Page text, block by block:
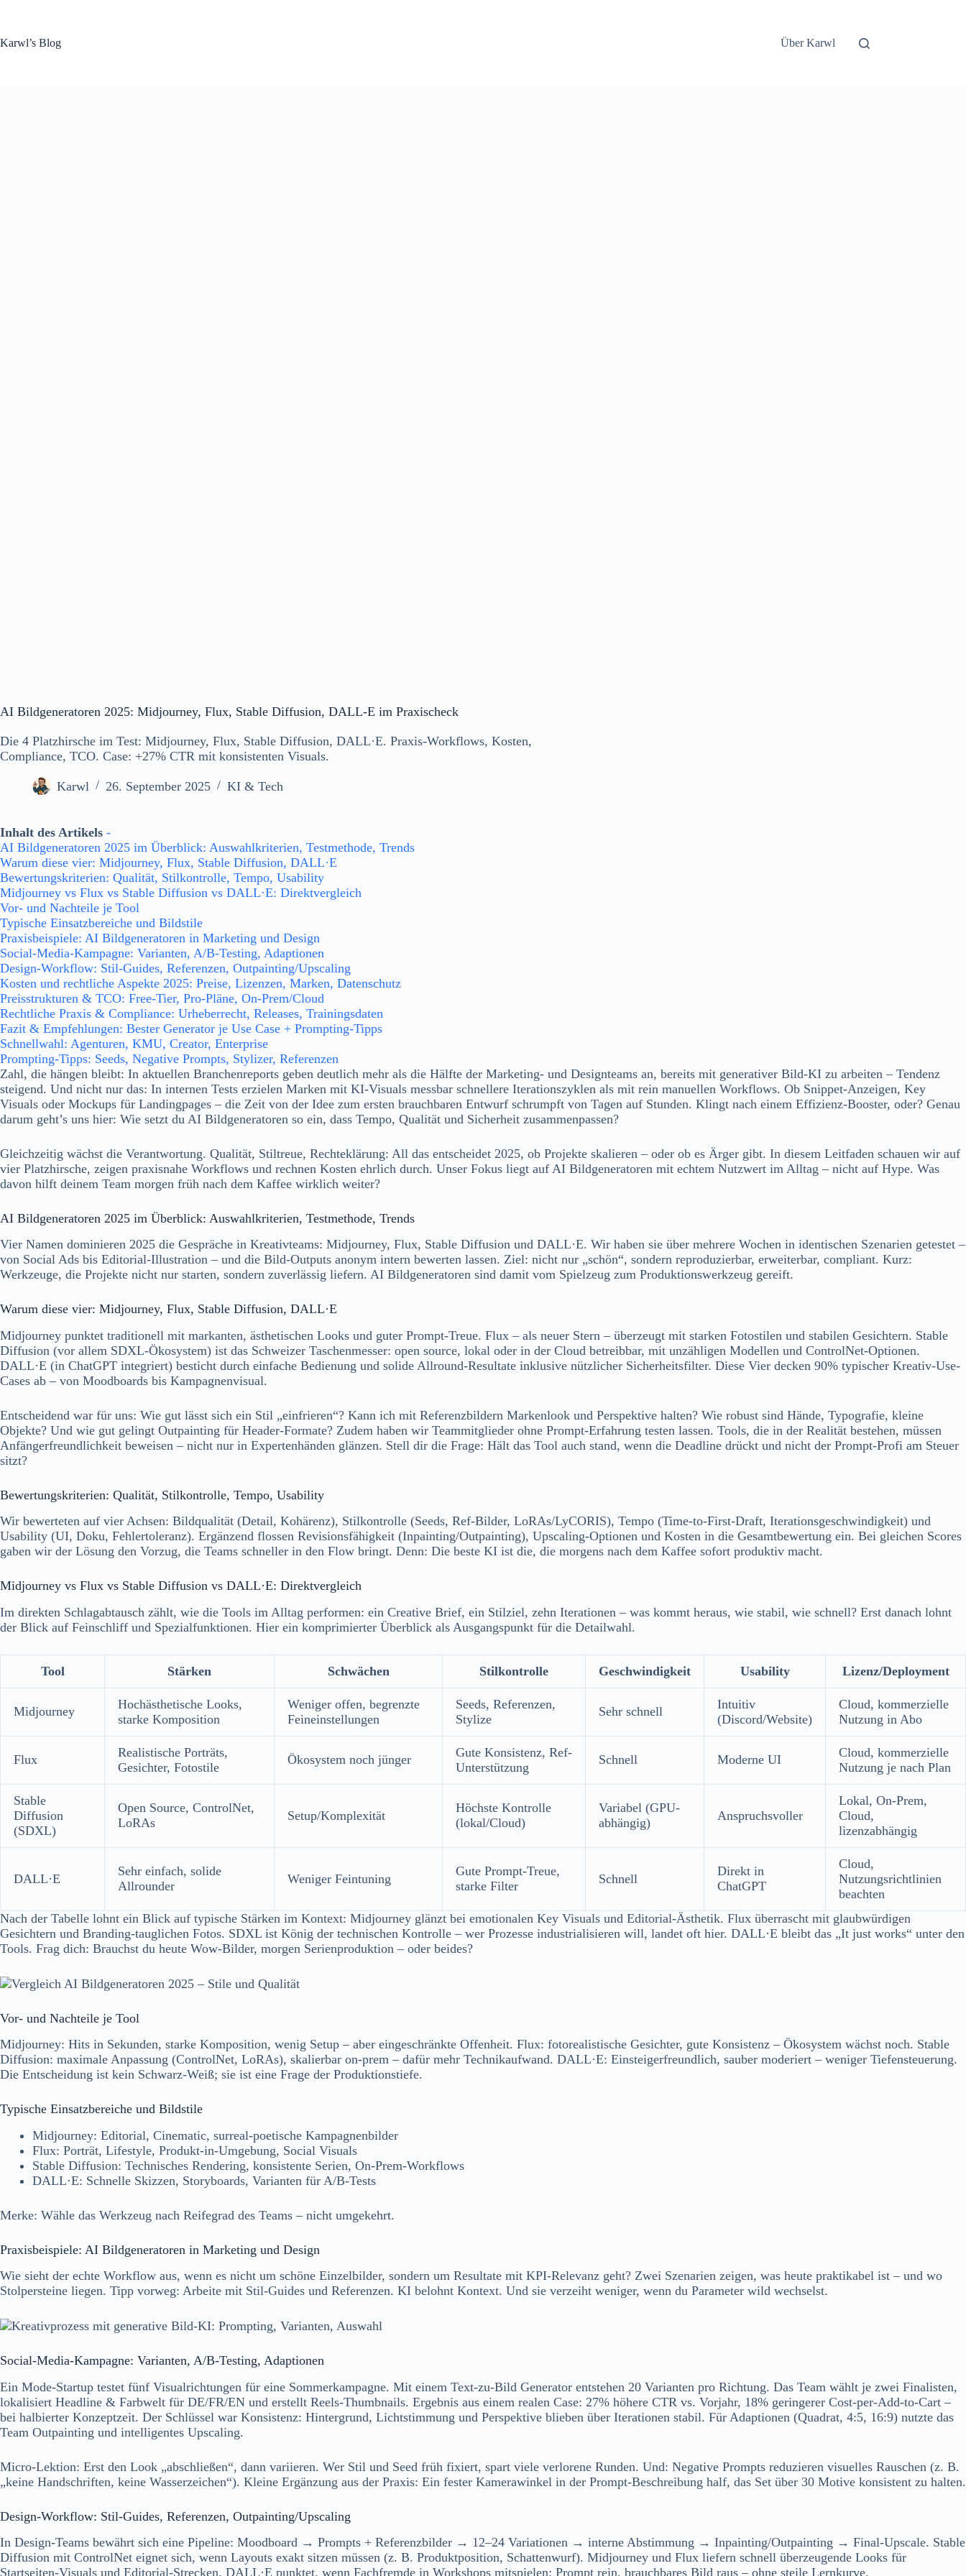
Karwl’s Blog
Über Karwl
AI Bildgeneratoren 2025: Midjourney, Flux, Stable Diffusion, DALL-E im Praxischeck
Die 4 Platzhirsche im Test: Midjourney, Flux, Stable Diffusion, DALL·E. Praxis-Workflows, Kosten,
Compliance, TCO. Case: +27% CTR mit konsistenten Visuals.
Karwl 26. September 2025 KI & Tech
Inhalt des Artikels -
AI Bildgeneratoren 2025 im Überblick: Auswahlkriterien, Testmethode, Trends
Warum diese vier: Midjourney, Flux, Stable Diffusion, DALL·E
Bewertungskriterien: Qualität, Stilkontrolle, Tempo, Usability
Midjourney vs Flux vs Stable Diffusion vs DALL·E: Direktvergleich
Vor- und Nachteile je Tool
Typische Einsatzbereiche und Bildstile
Praxisbeispiele: AI Bildgeneratoren in Marketing und Design
Social-Media-Kampagne: Varianten, A/B-Testing, Adaptionen
Design-Workflow: Stil-Guides, Referenzen, Outpainting/Upscaling
Kosten und rechtliche Aspekte 2025: Preise, Lizenzen, Marken, Datenschutz
Preisstrukturen & TCO: Free-Tier, Pro-Pläne, On-Prem/Cloud
Rechtliche Praxis & Compliance: Urheberrecht, Releases, Trainingsdaten
Fazit & Empfehlungen: Bester Generator je Use Case + Prompting-Tipps
Schnellwahl: Agenturen, KMU, Creator, Enterprise
Prompting-Tipps: Seeds, Negative Prompts, Stylizer, Referenzen
Zahl, die hängen bleibt: In aktuellen Branchenreports geben deutlich mehr als die Hälfte der Marketing- und Designteams an, bereits mit generativer Bild-KI zu arbeiten – Tendenz
steigend. Und nicht nur das: In internen Tests erzielen Marken mit KI-Visuals messbar schnellere Iterationszyklen als mit rein manuellen Workflows. Ob Snippet-Anzeigen, Key
Visuals oder Mockups für Landingpages – die Zeit von der Idee zum ersten brauchbaren Entwurf schrumpft von Tagen auf Stunden. Klingt nach einem Effizienz-Booster, oder? Genau
darum geht’s uns hier: Wie setzt du AI Bildgeneratoren so ein, dass Tempo, Qualität und Sicherheit zusammenpassen?
Gleichzeitig wächst die Verantwortung. Qualität, Stiltreue, Rechteklärung: All das entscheidet 2025, ob Projekte skalieren – oder ob es Ärger gibt. In diesem Leitfaden schauen wir auf
vier Platzhirsche, zeigen praxisnahe Workflows und rechnen Kosten ehrlich durch. Unser Fokus liegt auf AI Bildgeneratoren mit echtem Nutzwert im Alltag – nicht auf Hype. Was
davon hilft deinem Team morgen früh nach dem Kaffee wirklich weiter?
AI Bildgeneratoren 2025 im Überblick: Auswahlkriterien, Testmethode, Trends
Vier Namen dominieren 2025 die Gespräche in Kreativteams: Midjourney, Flux, Stable Diffusion und DALL·E. Wir haben sie über mehrere Wochen in identischen Szenarien getestet –
von Social Ads bis Editorial-Illustration – und die Bild-Outputs anonym intern bewerten lassen. Ziel: nicht nur „schön“, sondern reproduzierbar, erweiterbar, compliant. Kurz:
Werkzeuge, die Projekte nicht nur starten, sondern zuverlässig liefern. AI Bildgeneratoren sind damit vom Spielzeug zum Produktionswerkzeug gereift.
Warum diese vier: Midjourney, Flux, Stable Diffusion, DALL·E
Midjourney punktet traditionell mit markanten, ästhetischen Looks und guter Prompt-Treue. Flux – als neuer Stern – überzeugt mit starken Fotostilen und stabilen Gesichtern. Stable
Diffusion (vor allem SDXL-Ökosystem) ist das Schweizer Taschenmesser: open source, lokal oder in der Cloud betreibbar, mit unzähligen Modellen und ControlNet-Optionen.
DALL·E (in ChatGPT integriert) besticht durch einfache Bedienung und solide Allround-Resultate inklusive nützlicher Sicherheitsfilter. Diese Vier decken 90% typischer Kreativ-Use-
Cases ab – von Moodboards bis Kampagnenvisual.
Entscheidend war für uns: Wie gut lässt sich ein Stil „einfrieren“? Kann ich mit Referenzbildern Markenlook und Perspektive halten? Wie robust sind Hände, Typografie, kleine
Objekte? Und wie gut gelingt Outpainting für Header-Formate? Zudem haben wir Teammitglieder ohne Prompt-Erfahrung testen lassen. Tools, die in der Realität bestehen, müssen
Anfängerfreundlichkeit beweisen – nicht nur in Expertenhänden glänzen. Stell dir die Frage: Hält das Tool auch stand, wenn die Deadline drückt und nicht der Prompt-Profi am Steuer
sitzt?
Bewertungskriterien: Qualität, Stilkontrolle, Tempo, Usability
Wir bewerteten auf vier Achsen: Bildqualität (Detail, Kohärenz), Stilkontrolle (Seeds, Ref-Bilder, LoRAs/LyCORIS), Tempo (Time-to-First-Draft, Iterationsgeschwindigkeit) und
Usability (UI, Doku, Fehlertoleranz). Ergänzend flossen Revisionsfähigkeit (Inpainting/Outpainting), Upscaling-Optionen und Kosten in die Gesamtbewertung ein. Bei gleichen Scores
gaben wir der Lösung den Vorzug, die Teams schneller in den Flow bringt. Denn: Die beste KI ist die, die morgens nach dem Kaffee sofort produktiv macht.
Midjourney vs Flux vs Stable Diffusion vs DALL·E: Direktvergleich
Im direkten Schlagabtausch zählt, wie die Tools im Alltag performen: ein Creative Brief, ein Stilziel, zehn Iterationen – was kommt heraus, wie stabil, wie schnell? Erst danach lohnt
der Blick auf Feinschliff und Spezialfunktionen. Hier ein komprimierter Überblick als Ausgangspunkt für die Detailwahl.
Tool Stärken Schwächen Stilkontrolle Geschwindigkeit Usability Lizenz/Deployment
Midjourney
Hochästhetische Looks,
starke Komposition
Weniger offen, begrenzte
Feineinstellungen
Seeds, Referenzen,
Stylize
Sehr schnell
Intuitiv
(Discord/Website)
Cloud, kommerzielle
Nutzung in Abo
Flux
Realistische Porträts,
Gesichter, Fotostile
Ökosystem noch jünger
Gute Konsistenz, Ref-
Unterstützung
Schnell Moderne UI
Cloud, kommerzielle
Nutzung je nach Plan
Stable
Diffusion
(SDXL)
Open Source, ControlNet,
LoRAs
Setup/Komplexität
Höchste Kontrolle
(lokal/Cloud)
Variabel (GPU-
abhängig)
Anspruchsvoller
Lokal, On-Prem,
Cloud,
lizenzabhängig
DALL·E
Sehr einfach, solide
Allrounder
Weniger Feintuning
Gute Prompt-Treue,
starke Filter
Schnell
Direkt in
ChatGPT
Cloud,
Nutzungsrichtlinien
beachten
Nach der Tabelle lohnt ein Blick auf typische Stärken im Kontext: Midjourney glänzt bei emotionalen Key Visuals und Editorial-Ästhetik. Flux überrascht mit glaubwürdigen
Gesichtern und Branding-tauglichen Fotos. SDXL ist König der technischen Kontrolle – wer Prozesse industrialisieren will, landet oft hier. DALL·E bleibt das „It just works“ unter den
Tools. Frag dich: Brauchst du heute Wow-Bilder, morgen Serienproduktion – oder beides?
Vor- und Nachteile je Tool
Midjourney: Hits in Sekunden, starke Komposition, wenig Setup – aber eingeschränkte Offenheit. Flux: fotorealistische Gesichter, gute Konsistenz – Ökosystem wächst noch. Stable
Diffusion: maximale Anpassung (ControlNet, LoRAs), skalierbar on-prem – dafür mehr Technikaufwand. DALL·E: Einsteigerfreundlich, sauber moderiert – weniger Tiefensteuerung.
Die Entscheidung ist kein Schwarz-Weiß; sie ist eine Frage der Produktionstiefe.
Typische Einsatzbereiche und Bildstile
Midjourney: Editorial, Cinematic, surreal-poetische Kampagnenbilder
Flux: Porträt, Lifestyle, Produkt-in-Umgebung, Social Visuals
Stable Diffusion: Technisches Rendering, konsistente Serien, On-Prem-Workflows
DALL·E: Schnelle Skizzen, Storyboards, Varianten für A/B-Tests
Merke: Wähle das Werkzeug nach Reifegrad des Teams – nicht umgekehrt.
Praxisbeispiele: AI Bildgeneratoren in Marketing und Design
Wie sieht der echte Workflow aus, wenn es nicht um schöne Einzelbilder, sondern um Resultate mit KPI-Relevanz geht? Zwei Szenarien zeigen, was heute praktikabel ist – und wo
Stolpersteine liegen. Tipp vorweg: Arbeite mit Stil-Guides und Referenzen. KI belohnt Kontext. Und sie verzeiht weniger, wenn du Parameter wild wechselst.
Social-Media-Kampagne: Varianten, A/B-Testing, Adaptionen
Ein Mode-Startup testet fünf Visualrichtungen für eine Sommerkampagne. Mit einem Text-zu-Bild Generator entstehen 20 Varianten pro Richtung. Das Team wählt je zwei Finalisten,
lokalisiert Headline & Farbwelt für DE/FR/EN und erstellt Reels-Thumbnails. Ergebnis aus einem realen Case: 27% höhere CTR vs. Vorjahr, 18% geringerer Cost-per-Add-to-Cart –
bei halbierter Konzeptzeit. Der Schlüssel war Konsistenz: Hintergrund, Lichtstimmung und Perspektive blieben über Iterationen stabil. Für Adaptionen (Quadrat, 4:5, 16:9) nutzte das
Team Outpainting und intelligentes Upscaling.
Micro-Lektion: Erst den Look „abschließen“, dann variieren. Wer Stil und Seed früh fixiert, spart viele verlorene Runden. Und: Negative Prompts reduzieren visuelles Rauschen (z. B.
„keine Handschriften, keine Wasserzeichen“). Kleine Ergänzung aus der Praxis: Ein fester Kamerawinkel in der Prompt-Beschreibung half, das Set über 30 Motive konsistent zu halten.
Design-Workflow: Stil-Guides, Referenzen, Outpainting/Upscaling
In Design-Teams bewährt sich eine Pipeline: Moodboard → Prompts + Referenzbilder → 12–24 Variationen → interne Abstimmung → Inpainting/Outpainting → Final-Upscale. Stable
Diffusion mit ControlNet eignet sich, wenn Layouts exakt sitzen müssen (z. B. Produktposition, Schattenwurf). Midjourney und Flux liefern schnell überzeugende Looks für
Startseiten-Visuals und Editorial-Strecken. DALL·E punktet, wenn Fachfremde in Workshops mitspielen: Prompt rein, brauchbares Bild raus – ohne steile Lernkurve.